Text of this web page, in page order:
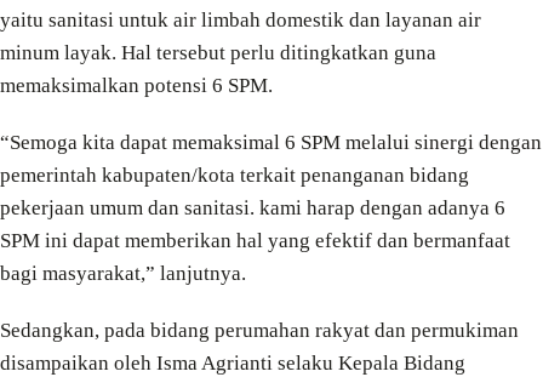
yaitu sanitasi untuk air limbah domestik dan layanan air
minum layak. Hal tersebut perlu ditingkatkan guna
memaksimalkan potensi 6 SPM.
“Semoga kita dapat memaksimal 6 SPM melalui sinergi dengan
pemerintah kabupaten/kota terkait penanganan bidang
pekerjaan umum dan sanitasi. kami harap dengan adanya 6
SPM ini dapat memberikan hal yang efektif dan bermanfaat
bagi masyarakat,” lanjutnya.
Sedangkan, pada bidang perumahan rakyat dan permukiman
disampaikan oleh Isma Agrianti selaku Kepala Bidang